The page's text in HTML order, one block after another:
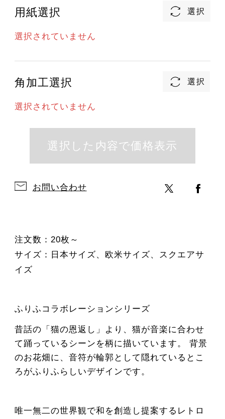
用紙選択
選択されていません
角加工選択
選択されていません
お問い合わせ
注文数：20枚～
サイズ：日本サイズ、欧米サイズ、スクエアサ
イズ
ふりふコラボレーションシリーズ
昔話の「猫の恩返し」より、猫が音楽に合わせ
て踊っているシーンを柄に描いています。 背景
のお花畑に、音符が輪郭として隠れているとこ
ろがふりふらしいデザインです。
唯一無二の世界観で和を創造し提案するレトロ